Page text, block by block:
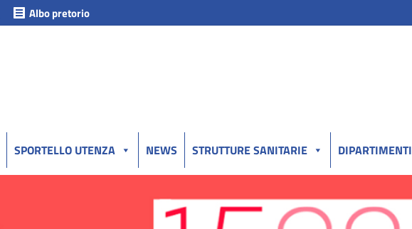
Albo pretorio
SPORTELLO UTENZA NEWS STRUTTURE SANITARIE DIPARTIMENTI